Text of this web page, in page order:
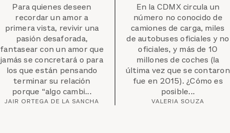
Para quienes deseen
recordar un amor a
primera vista, revivir una
pasión desaforada,
fantasear con un amor que
jamás se concretará o para
los que están pensando
terminar su relación
porque “algo cambi...
JAIR ORTEGA DE LA SANCHA
En la CDMX circula un
número no conocido de
camiones de carga, miles
de autobuses oficiales y no
oficiales, y más de 10
millones de coches (la
última vez que se contaron
fue en 2015). ¿Cómo es
posible...
VALERIA SOUZA